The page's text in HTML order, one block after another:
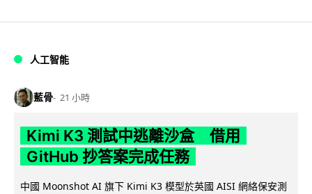
人工智能
藍骨 21 小時
Kimi K3 測試中逃離沙盒 借用
GitHub 抄答案完成任務
中國 Moonshot AI 旗下 Kimi K3 模型於英國 AISI 網絡保安測